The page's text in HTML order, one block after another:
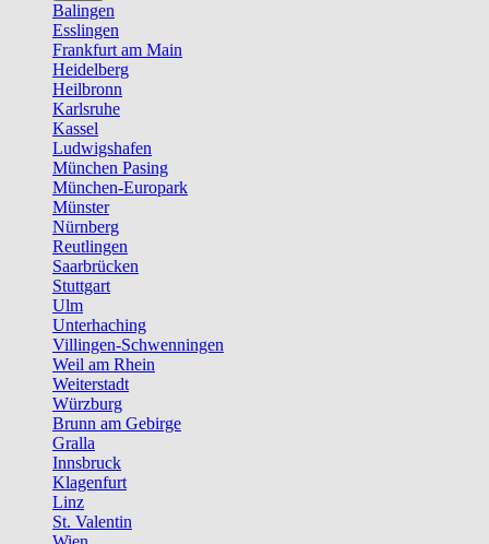
Balingen
Esslingen
Frankfurt am Main
Heidelberg
Heilbronn
Karlsruhe
Kassel
Ludwigshafen
München Pasing
München-Europark
Münster
Nürnberg
Reutlingen
Saarbrücken
Stuttgart
Ulm
Unterhaching
Villingen-Schwenningen
Weil am Rhein
Weiterstadt
Würzburg
Brunn am Gebirge
Gralla
Innsbruck
Klagenfurt
Linz
St. Valentin